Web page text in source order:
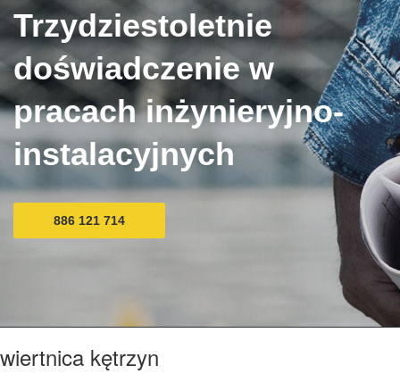
Trzydziestoletnie
doświadczenie w
pracach inżynieryjno-
instalacyjnych
886 121 714
wiertnica kętrzyn